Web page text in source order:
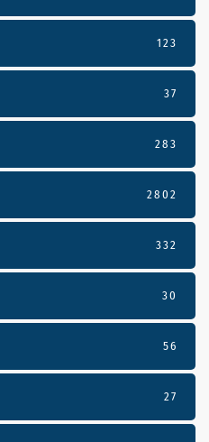
123
37
283
2802
332
30
56
27